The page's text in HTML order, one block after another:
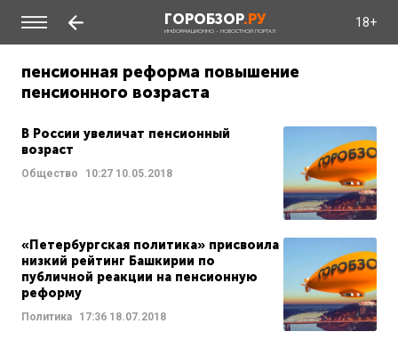
ГОРОБЗОР.РУ
ИНФОРМАЦИОННО - НОВОСТНОЙ ПОРТАЛ
18+
пенсионная реформа повышение
пенсионного возраста
В России увеличат пенсионный
возраст
Общество 10:27 10.05.2018
«Петербургская политика» присвоила
низкий рейтинг Башкирии по
публичной реакции на пенсионную
реформу
Политика 17:36 18.07.2018